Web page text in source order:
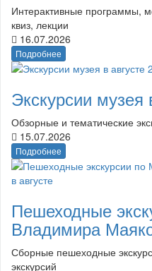
Интерактивные программы,
квиз, лекции
16.07.2026
Подробнее
Экскурсии музея
Обзорные и тематические
15.07.2026
Подробнее
Пешеходные
Владимира
Сборные пешеходные
экскурсий